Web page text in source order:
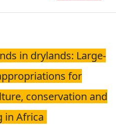
in drylands: Large-
for
conservation and
in Africa